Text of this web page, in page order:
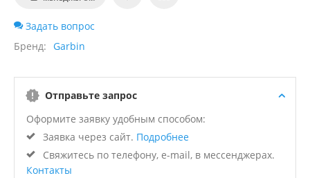
Задать вопрос
Бренд
Garbin
Отправьте запрос
Оформите заявку удобным способом:
Заявка через сайт. Подробнее
Свяжитесь по телефону, e-mail, в мессенджерах.
Контакты